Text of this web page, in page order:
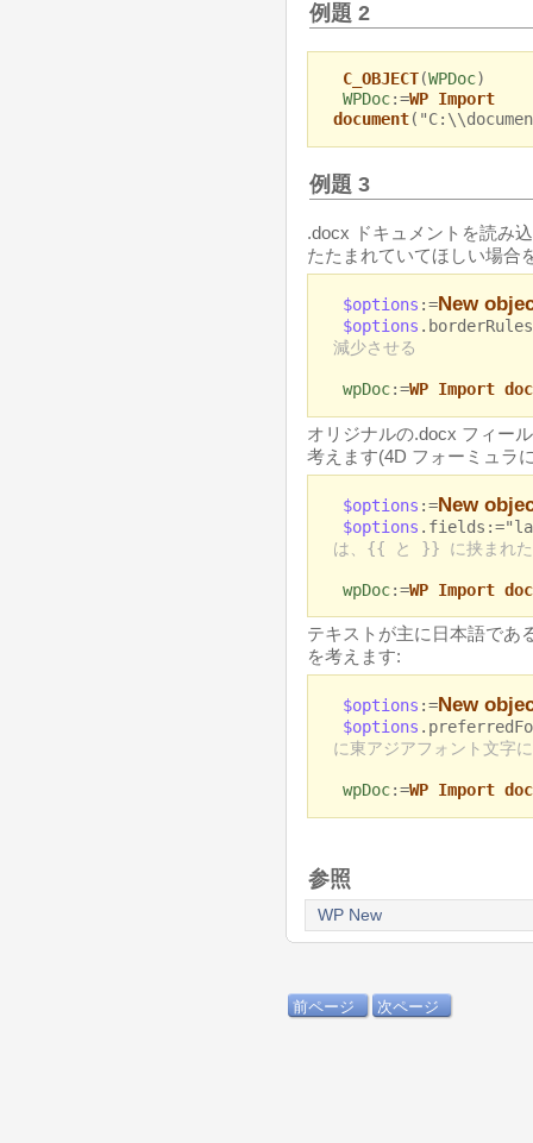
例題 2
C_OBJECT(WPDoc)
WPDoc:=WP Import
document
例題 3
.docx ドキュメントを読み
たたまれていてほしい場合
$options :=New
$options
減少させる
wpDoc:=WP Import
オリジナルの.docx フィー
考えます(4D フォーミュラ
$options :=New
$options
は、{{ と }} に挟まれた
wpDoc:=WP Import
テキストが主に日本語であ
を考えます:
$options :=New
$options
に東アジアフォント文字
wpDoc:=WP Import
参照
WP New
前ページ 次ページ